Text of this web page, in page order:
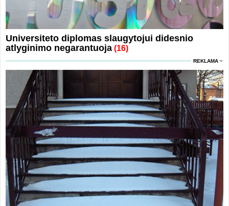
Universiteto diplomas slaugytojui didesnio
atlyginimo negarantuoja (16)
REKLAMA